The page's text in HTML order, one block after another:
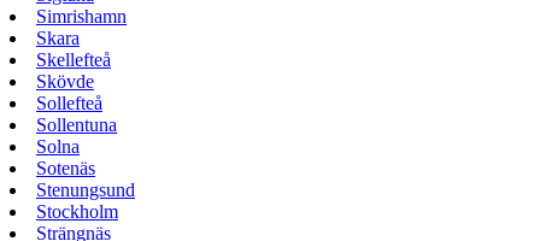
Simrishamn
Skara
Skellefteå
Skövde
Sollefteå
Sollentuna
Solna
Sotenäs
Stenungsund
Stockholm
Strängnäs